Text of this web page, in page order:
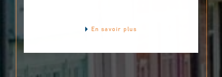
En savoir plus